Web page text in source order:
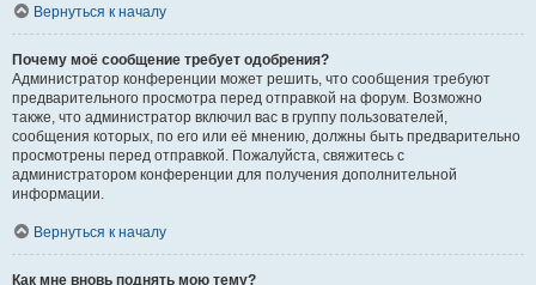
Вернуться к началу
Почему моё сообщение требует одобрения?
Администратор конференции может решить, что сообщения требуют
предварительного просмотра перед отправкой на форум. Возможно
также, что администратор включил вас в группу пользователей,
сообщения которых, по его или её мнению, должны быть предварительно
просмотрены перед отправкой. Пожалуйста, свяжитесь с
администратором конференции для получения дополнительной
информации.
Вернуться к началу
Как мне вновь поднять мою тему?